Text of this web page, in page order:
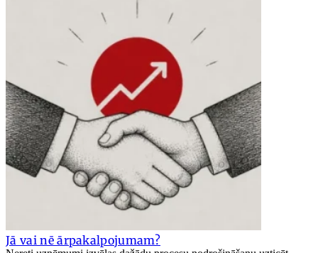
Jā vai nē ārpakalpojumam?